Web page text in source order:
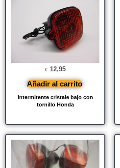
Intermitente cristale bajo con
tornillo Honda
€ 12,95
Añadir al carrito